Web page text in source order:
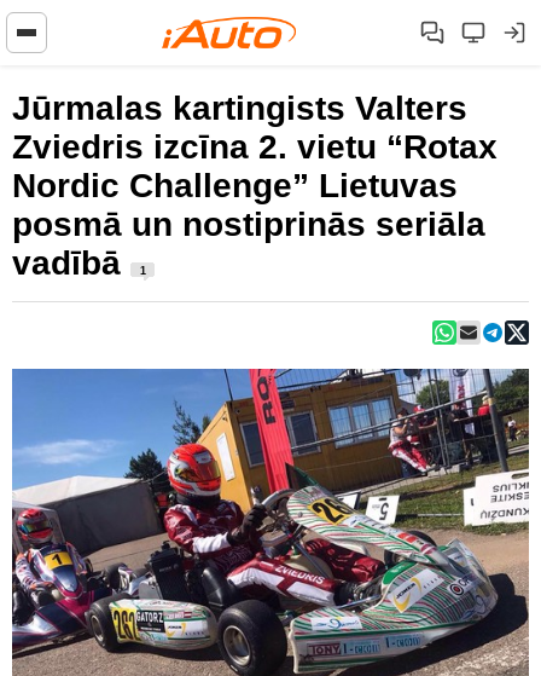
Jūrmalas kartingists Valters
Zviedris izcīna 2. vietu “Rotax
Nordic Challenge” Lietuvas
posmā un nostiprinās seriāla
vadībā
1